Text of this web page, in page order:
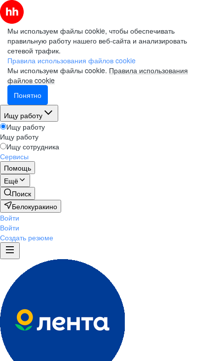
Мы используем файлы cookie, чтобы обеспечивать
правильную работу нашего веб-сайта и анализировать
сетевой трафик.
Правила использования файлов cookie
Мы используем файлы cookie. Правила использования
файлов cookie
Понятно
Ищу работу
Ищу работу
Ищу работу
Ищу сотрудника
Сервисы
Помощь
Ещё
Поиск
Белокуракино
Войти
Войти
Создать резюме